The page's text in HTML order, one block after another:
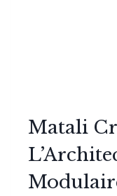
Matali